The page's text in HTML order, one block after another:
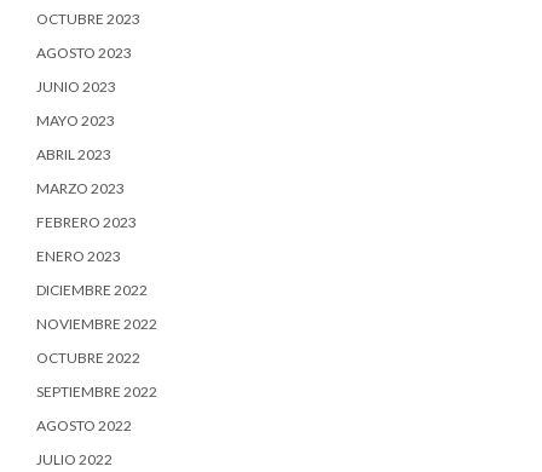
OCTUBRE 2023
AGOSTO 2023
JUNIO 2023
MAYO 2023
ABRIL 2023
MARZO 2023
FEBRERO 2023
ENERO 2023
DICIEMBRE 2022
NOVIEMBRE 2022
OCTUBRE 2022
SEPTIEMBRE 2022
AGOSTO 2022
JULIO 2022